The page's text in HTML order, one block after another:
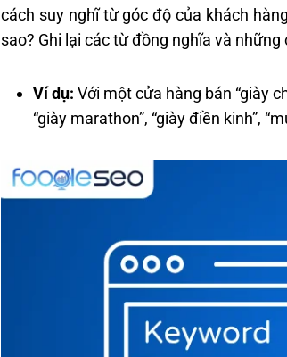
cách suy nghĩ từ góc độ của khách
sao? Ghi lại các từ đồng nghĩa và những
Ví dụ: Với một cửa hàng bán “giày
“giày marathon”, “giày điền kinh”,